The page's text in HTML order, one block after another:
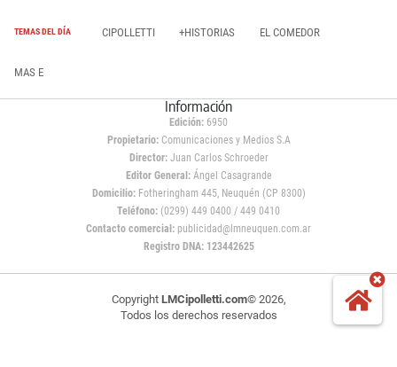
TEMAS DEL DÍA CIPOLLETTI +HISTORIAS EL COMEDOR
MAS E
Información
Edición: 6950
Propietario:Comunicaciones y Medios S.A
Director: Juan Carlos Schroeder
Editor General:Ángel Casagrande
Domicilio:Fotheringham 445, Neuquén (CP 8300)
Teléfono: (0299) 449 0400 / 449 0410
Contacto comercial: publicidad@lmneuquen.com.ar
Registro DNA: 123442625
Copyright LMCipolletti.com© 2026,
Todos los derechos reservados